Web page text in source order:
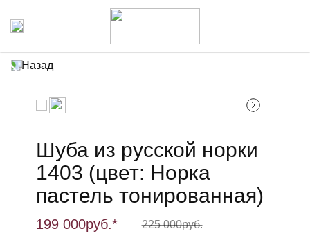
Назад
Шуба из русской норки
1403 (цвет: Норка
пастель тонированная)
199 000руб.* 225 000руб.